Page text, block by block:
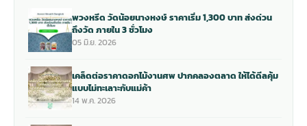
พวงหรีด วัดน้อยนางหงษ์ ราคาเริ่ม 1,300 บาท ส่งด่วน
ถึงวัด ภายใน 3 ชั่วโมง
05 มิ.ย. 2026
เคล็ดต่อราคาดอกไม้งานศพ ปากคลองตลาด ให้ได้ดีลคุ้ม
แบบไม่ทะเลาะกับแม่ค้า
14 พ.ค. 2026